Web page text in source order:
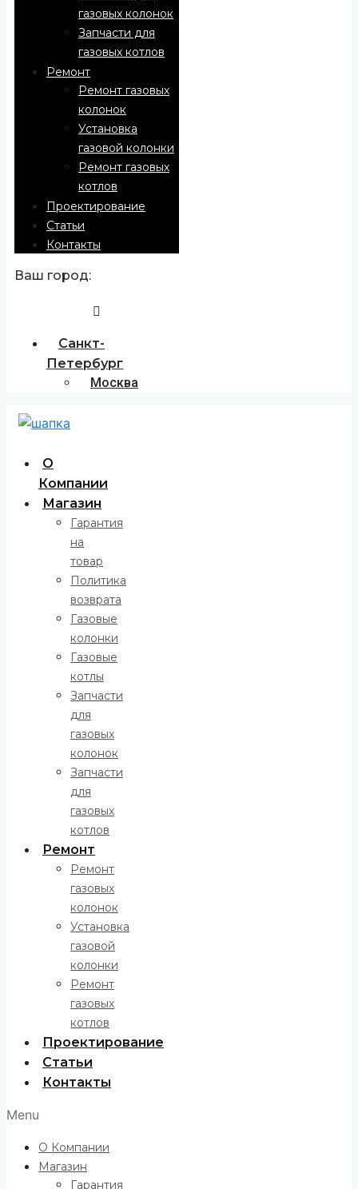
газовых колонок
Запчасти для
газовых котлов
Ремонт
Ремонт газовых
колонок
Установка
газовой колонки
Ремонт газовых
котлов
Проектирование
Статьи
Контакты
Ваш город:
Санкт-
Петербург
Москва
О
Компании
Магазин
Гарантия
на
товар
Политика
возврата
Газовые
колонки
Газовые
котлы
Запчасти
для
газовых
колонок
Запчасти
для
газовых
котлов
Ремонт
Ремонт
газовых
колонок
Установка
газовой
колонки
Ремонт
газовых
котлов
Проектирование
Статьи
Контакты
Menu
О Компании
Магазин
Гарантия